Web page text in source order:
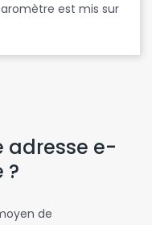
est mis sur
adresse e-
?
de